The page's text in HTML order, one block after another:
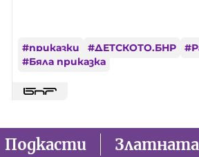
#приказки #ДЕТСКОТО.БНР #
#Бяла приказка
Подкасти